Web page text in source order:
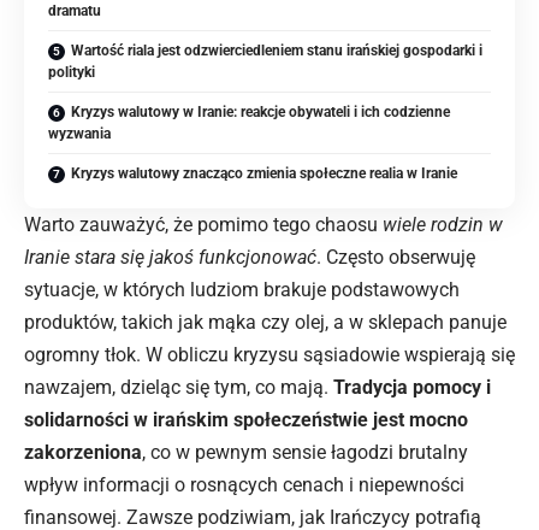
dramatu
Wartość riala jest odzwierciedleniem stanu irańskiej gospodarki i
polityki
Kryzys walutowy w Iranie: reakcje obywateli i ich codzienne
wyzwania
Kryzys walutowy znacząco zmienia społeczne realia w Iranie
Warto zauważyć, że pomimo tego chaosu wiele rodzin w
Iranie stara się jakoś funkcjonować. Często obserwuję
sytuacje, w których ludziom brakuje podstawowych
produktów, takich jak mąka czy olej, a w sklepach panuje
ogromny tłok. W obliczu kryzysu sąsiadowie wspierają się
nawzajem, dzieląc się tym, co mają. Tradycja pomocy i
solidarności w irańskim społeczeństwie jest mocno
zakorzeniona, co w pewnym sensie łagodzi brutalny
wpływ informacji o rosnących cenach i niepewności
finansowej. Zawsze podziwiam, jak Irańczycy potrafią